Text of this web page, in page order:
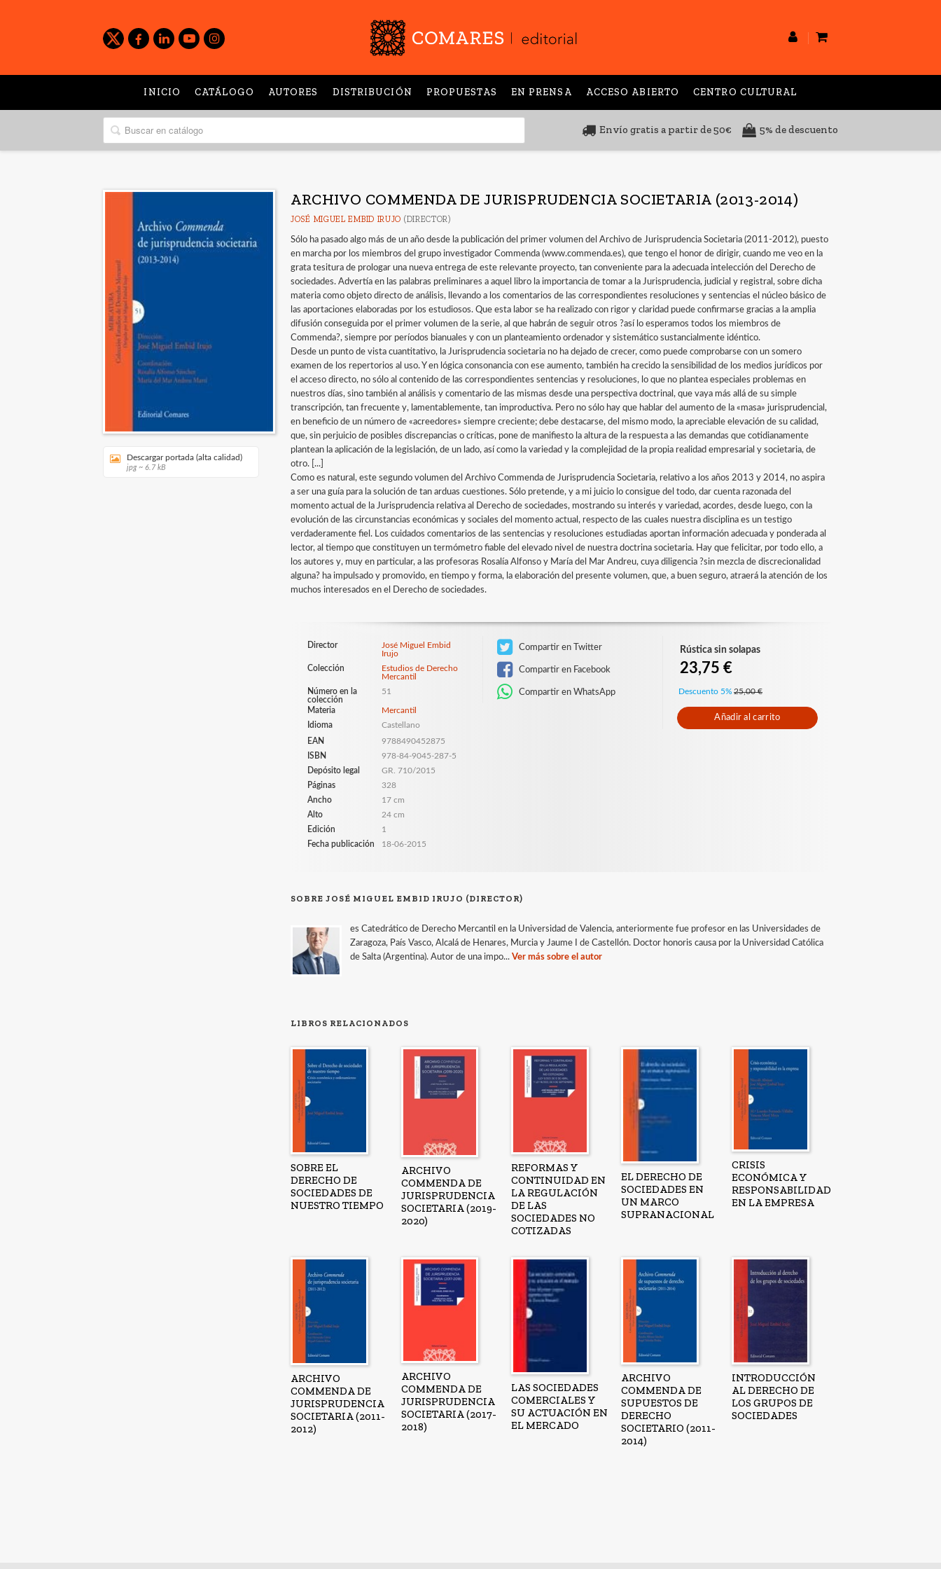
INICIO CATÁLOGO AUTORES DISTRIBUCIÓN PROPUESTAS EN PRENSA ACCESO ABIERTO CENTRO CULTURAL
Envío gratis a partir de 50€ 5% de descuento
Descargar portada (alta calidad)
jpg ~ 6.7 kB
ARCHIVO COMMENDA DE JURISPRUDENCIA SOCIETARIA (2013-2014)
JOSÉ MIGUEL EMBID IRUJO (DIRECTOR)
Sólo ha pasado algo más de un año desde la publicación del primer volumen del Archivo de Jurisprudencia Societaria (2011-2012), puesto
en marcha por los miembros del grupo investigador Commenda (www.commenda.es), que tengo el honor de dirigir, cuando me veo en la
grata tesitura de prologar una nueva entrega de este relevante proyecto, tan conveniente para la adecuada intelección del Derecho de
sociedades. Advertía en las palabras preliminares a aquel libro la importancia de tomar a la Jurisprudencia, judicial y registral, sobre dicha
materia como objeto directo de análisis, llevando a los comentarios de las correspondientes resoluciones y sentencias el núcleo básico de
las aportaciones elaboradas por los estudiosos. Que esta labor se ha realizado con rigor y claridad puede confirmarse gracias a la amplia
difusión conseguida por el primer volumen de la serie, al que habrán de seguir otros ?así lo esperamos todos los miembros de
Commenda?, siempre por períodos bianuales y con un planteamiento ordenador y sistemático sustancialmente idéntico.
Desde un punto de vista cuantitativo, la Jurisprudencia societaria no ha dejado de crecer, como puede comprobarse con un somero
examen de los repertorios al uso. Y en lógica consonancia con ese aumento, también ha crecido la sensibilidad de los medios jurídicos por
el acceso directo, no sólo al contenido de las correspondientes sentencias y resoluciones, lo que no plantea especiales problemas en
nuestros días, sino también al análisis y comentario de las mismas desde una perspectiva doctrinal, que vaya más allá de su simple
transcripción, tan frecuente y, lamentablemente, tan improductiva. Pero no sólo hay que hablar del aumento de la «masa» jurisprudencial,
en beneficio de un número de «acreedores» siempre creciente; debe destacarse, del mismo modo, la apreciable elevación de su calidad,
que, sin perjuicio de posibles discrepancias o críticas, pone de manifiesto la altura de la respuesta a las demandas que cotidianamente
plantean la aplicación de la legislación, de un lado, así como la variedad y la complejidad de la propia realidad empresarial y societaria, de
otro. [...]
Como es natural, este segundo volumen del Archivo Commenda de Jurisprudencia Societaria, relativo a los años 2013 y 2014, no aspira
a ser una guía para la solución de tan arduas cuestiones. Sólo pretende, y a mi juicio lo consigue del todo, dar cuenta razonada del
momento actual de la Jurisprudencia relativa al Derecho de sociedades, mostrando su interés y variedad, acordes, desde luego, con la
evolución de las circunstancias económicas y sociales del momento actual, respecto de las cuales nuestra disciplina es un testigo
verdaderamente fiel. Los cuidados comentarios de las sentencias y resoluciones estudiadas aportan información adecuada y ponderada al
lector, al tiempo que constituyen un termómetro fiable del elevado nivel de nuestra doctrina societaria. Hay que felicitar, por todo ello, a
los autores y, muy en particular, a las profesoras Rosalía Alfonso y María del Mar Andreu, cuya diligencia ?sin mezcla de discrecionalidad
alguna? ha impulsado y promovido, en tiempo y forma, la elaboración del presente volumen, que, a buen seguro, atraerá la atención de los
muchos interesados en el Derecho de sociedades.
Director
José Miguel Embid
Irujo
Colección
Estudios de Derecho
Mercantil
Número en la
colección
51
Materia
Mercantil
Idioma
Castellano
EAN
9788490452875
ISBN
978-84-9045-287-5
Depósito legal
GR. 710/2015
Páginas
328
Ancho
17 cm
Alto
24 cm
Edición
1
Fecha publicación
18-06-2015
Compartir en Twitter
Compartir en Facebook
Compartir en WhatsApp
Rústica sin solapas
23,75 €
Descuento 5% 25,00 €
Añadir al carrito
SOBRE JOSÉ MIGUEL EMBID IRUJO (DIRECTOR)
es Catedrático de Derecho Mercantil en la Universidad de Valencia, anteriormente fue profesor en las Universidades de
Zaragoza, País Vasco, Alcalá de Henares, Murcia y Jaume I de Castellón. Doctor honoris causa por la Universidad Católica
de Salta (Argentina). Autor de una impo...Ver más sobre el autor
LIBROS RELACIONADOS
SOBRE EL
DERECHO DE
SOCIEDADES DE
NUESTRO TIEMPO
ARCHIVO
COMMENDA DE
JURISPRUDENCIA
SOCIETARIA (2019-
2020)
REFORMAS Y
CONTINUIDAD EN
LA REGULACIÓN
DE LAS
SOCIEDADES NO
COTIZADAS
EL DERECHO DE
SOCIEDADES EN
UN MARCO
SUPRANACIONAL
CRISIS
ECONÓMICA Y
RESPONSABILIDAD
EN LA EMPRESA
ARCHIVO
COMMENDA DE
JURISPRUDENCIA
SOCIETARIA (2011-
2012)
ARCHIVO
COMMENDA DE
JURISPRUDENCIA
SOCIETARIA (2017-
2018)
LAS SOCIEDADES
COMERCIALES Y
SU ACTUACIÓN EN
EL MERCADO
ARCHIVO
COMMENDA DE
SUPUESTOS DE
DERECHO
SOCIETARIO (2011-
2014)
INTRODUCCIÓN
AL DERECHO DE
LOS GRUPOS DE
SOCIEDADES